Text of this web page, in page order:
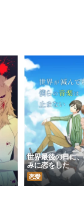
世界最後の日に
みに恋をした
恋愛